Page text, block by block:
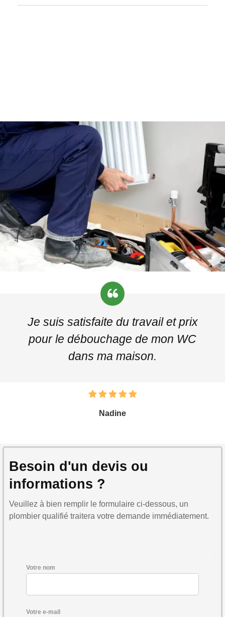
Je suis satisfaite du travail et prix
pour le débouchage de mon WC
dans ma maison.
Nadine
Besoin d'un devis ou
informations ?
Veuillez à bien remplir le formulaire ci-dessous, un
plombier qualifié traitera votre demande immédiatement.
Votre nom
Votre e-mail